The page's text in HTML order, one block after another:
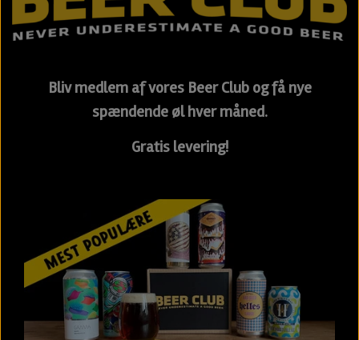
Bliv medlem af vores Beer Club og få nye
spændende øl hver måned.
Gratis levering!